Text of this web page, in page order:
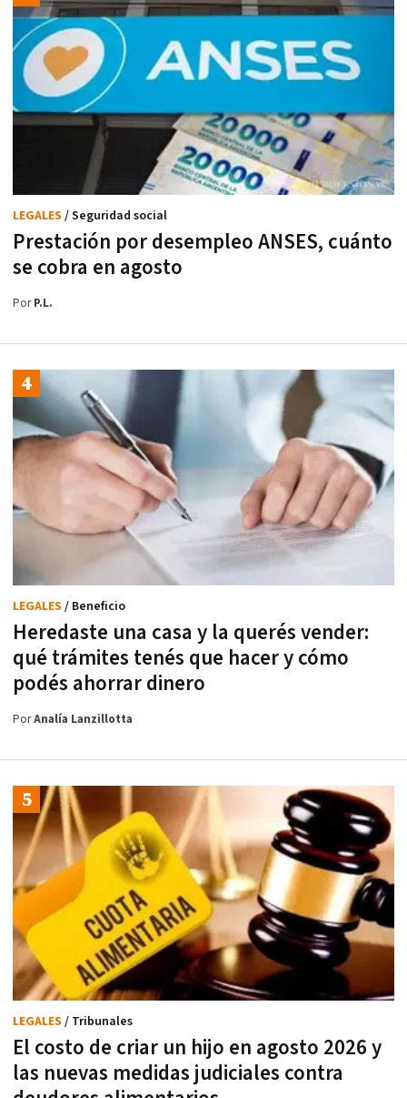
Prestación por desempleo ANSES, cuánto
se cobra en agosto
LEGALES / Seguridad social
PorP.L.
Heredaste una casa y la querés vender:
qué trámites tenés que hacer y cómo
podés ahorrar dinero
LEGALES / Beneficio
PorAnalía Lanzillotta
El costo de criar un hijo en agosto 2026 y
las nuevas medidas judiciales contra
LEGALES / Tribunales